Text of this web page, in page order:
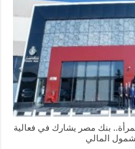
بنك مصر يشارك في فعالية
المالي